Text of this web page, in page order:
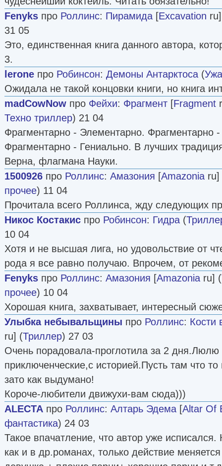
Fenyks про Роллинс: Пирамида [Excavation
31 05
Это, единственная книга данного автора,
3.
lerone про Робинсон: Демоны Антарктоса (
Ожидала не такой концовки книги, но книга
madCowNow про Фейхи: Фрагмент [Fragment
Техно триллер) 21 04
Фрагментарно - Элементарно. Фрагментарно
Фрагментарно - Гениально. В лучших
Верна, флагмана Науки.
1500926 про Роллинс: Амазония [Amazonia ru]
прочее) 11 04
Прочитала всего Роллинса, жду следующих
Никос Костакис про Робинсон: Гидра (
10 04
Хотя и не высшая лига, но удовольствие от
рода я все равно получаю. Впрочем, от
Fenyks про Роллинс: Амазония [Amazonia ru] (
прочее) 10 04
Хорошая книга, захватывает, интересный
Улыбка небывальщины про Роллинс: Кости
ru] (Триллер) 27 03
Очень порадовала-проглотила за 2 дня.Люлю
приключенческие,с историей.Пусть там что
зато как выдумано!
Короче-любители движухи-вам сюда)))
ALECTA про Роллинс: Алтарь Эдема [Altar Of
фантастика) 24 03
Такое впачатление, что автор уже
как и в др.романах, только действие